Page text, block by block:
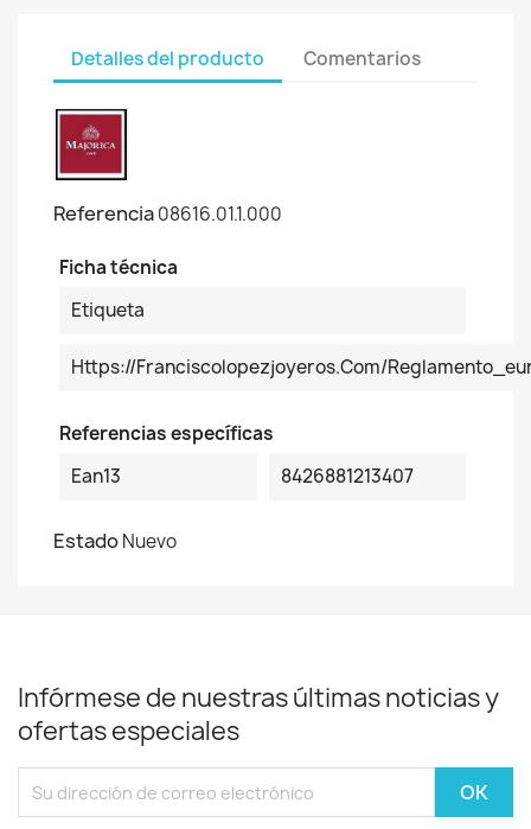
Detalles del producto Comentarios
Referencia08616.01.1.000
Ficha técnica
Etiqueta
Https://franciscolopezjoyeros.com/
Referencias específicas
Ean13
8426881213407
EstadoNuevo
Infórmese de nuestras últimas noticias y
ofertas especiales